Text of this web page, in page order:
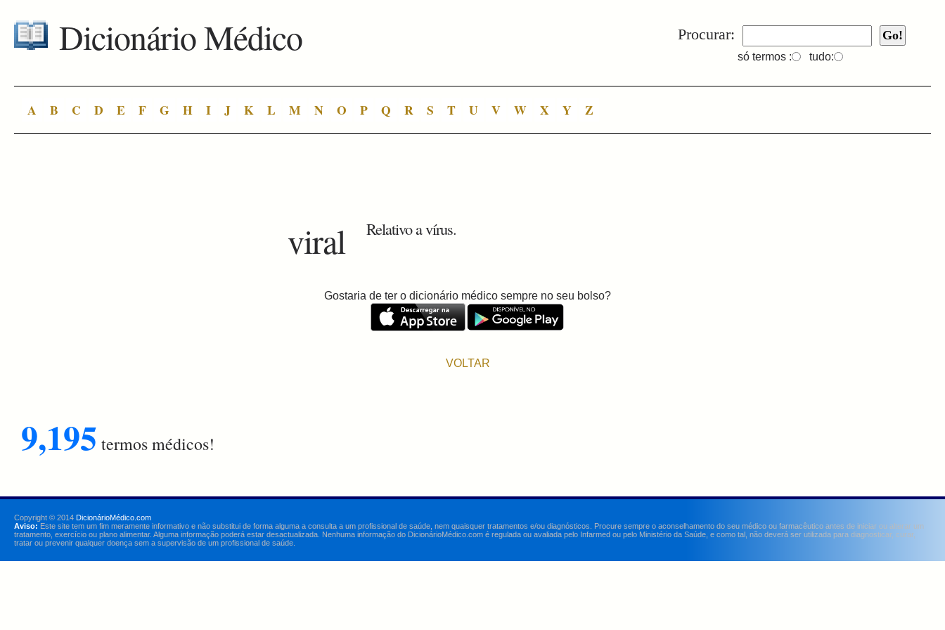
Procurar:
só termos : tudo:
Dicionário Médico
A B C D E F G H I J K L M N O P Q R S T U V W X Y Z
viral Relativo a vírus.
Gostaria de ter o dicionário médico sempre no seu bolso?
VOLTAR
9,195 termos médicos!
Copyright © 2014 DicionárioMédico.com
Aviso: Este site tem um fim meramente informativo e não substitui de forma alguma a consulta a um profissional de saúde, nem quaisquer tratamentos e/ou diagnósticos. Procure sempre o aconselhamento do seu médico ou farmacêutico antes de iniciar ou alterar um
tratamento, exercício ou plano alimentar. Alguma informação poderá estar desactualizada. Nenhuma informação do DicionárioMédico.com é regulada ou avaliada pelo Infarmed ou pelo Ministério da Saúde, e como tal, não deverá ser utilizada para diagnosticar, curar,
tratar ou prevenir qualquer doença sem a supervisão de um profissional de saúde.